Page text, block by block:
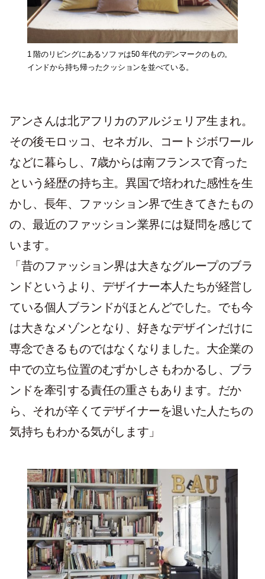
1 階のリビングにあるソファは50 年代のデンマークのもの。
インドから持ち帰ったクッションを並べている。
アンさんは北アフリカのアルジェリア生まれ。
その後モロッコ、セネガル、コートジボワール
などに暮らし、7歳からは南フランスで育った
という経歴の持ち主。異国で培われた感性を生
かし、長年、ファッション界で生きてきたもの
の、最近のファッション業界には疑問を感じて
います。
「昔のファッション界は大きなグループのブラ
ンドというより、デザイナー本人たちが経営し
ている個人ブランドがほとんどでした。でも今
は大きなメゾンとなり、好きなデザインだけに
専念できるものではなくなりました。大企業の
中での立ち位置のむずかしさもわかるし、ブラ
ンドを牽引する責任の重さもあります。だか
ら、それが辛くてデザイナーを退いた人たちの
気持ちもわかる気がします」